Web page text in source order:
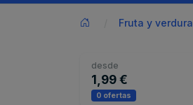
Fruta y verdura
desde
1,99 €
0 ofertas